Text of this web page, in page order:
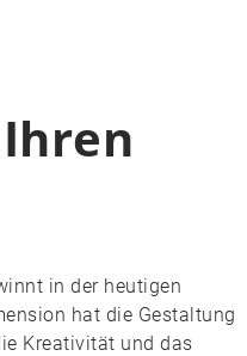
in der heutigen
hat die Gestaltung
Kreativität und das